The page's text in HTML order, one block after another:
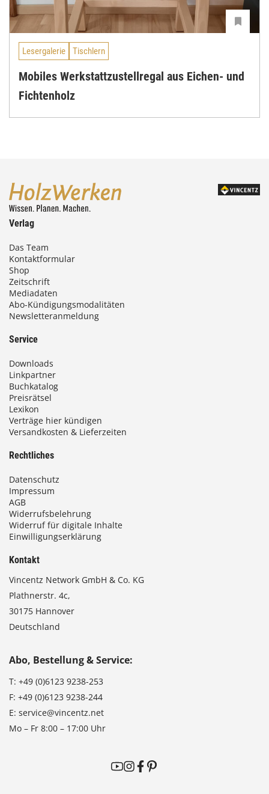
Lesergalerie Tischlern
Mobiles Werkstattzustellregal aus Eichen- und
Fichtenholz
Verlag
Das Team
Kontaktformular
Shop
Zeitschrift
Mediadaten
Abo-Kündigungsmodalitäten
Newsletteranmeldung
Service
Downloads
Linkpartner
Buchkatalog
Preisrätsel
Lexikon
Verträge hier kündigen
Versandkosten & Lieferzeiten
Rechtliches
Datenschutz
Impressum
AGB
Widerrufsbelehrung
Widerruf für digitale Inhalte
Einwilligungserklärung
Kontakt
Vincentz Network GmbH & Co. KG
Plathnerstr. 4c,
30175 Hannover
Deutschland
Abo, Bestellung & Service:
T: +49 (0)6123 9238-253
F: +49 (0)6123 9238-244
E: service@vincentz.net
Mo – Fr 8:00 – 17:00 Uhr